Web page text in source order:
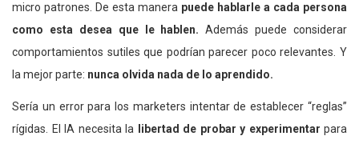
micro patrones. De esta manera puede hablarle a cada persona
como esta desea que le hablen. Además puede considerar
comportamientos sutiles que podrían parecer poco relevantes. Y
la mejor parte: nunca olvida nada de lo aprendido.
Sería un error para los marketers intentar de establecer “reglas”
rígidas. El IA necesita la libertad de probar y experimentar para